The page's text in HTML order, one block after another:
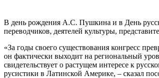
В день рождения А.С. Пушкина и в День
переводчиков, деятелей культуры,
«За годы своего существования конгресс
он фактически выходит на региональный
свидетельствует о растущем интересе к
русистики в Латинской Америке, – сказал